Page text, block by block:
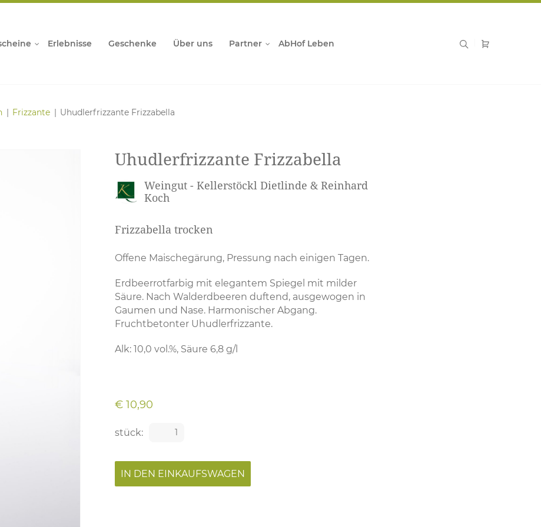
Erlebnisse Geschenke Über uns Partner AbHof Leben
Frizzante Uhudlerfrizzante Frizzabella
Uhudlerfrizzante Frizzabella
Weingut - Kellerstöckl Dietlinde & Reinhard
Koch
Frizzabella trocken
Offene Maischegärung, Pressung nach einigen Tagen.
Erdbeerrotfarbig mit elegantem Spiegel mit milder
Säure. Nach Walderdbeeren duftend, ausgewogen in
Gaumen und Nase. Harmonischer Abgang.
Fruchtbetonter Uhudlerfrizzante.
Alk: 10,0 vol.%, Säure 6,8 g/l
€ 10,90
stück: